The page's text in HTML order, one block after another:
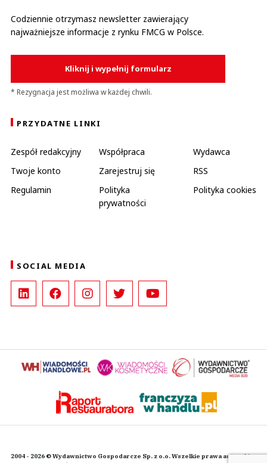
Codziennie otrzymasz newsletter zawierający
najważniejsze informacje z rynku FMCG w Polsce.
Kliknij i wypełnij formularz
* Rezygnacja jest możliwa w każdej chwili.
PRZYDATNE LINKI
Zespół redakcyjny Współpraca
Wydawca
Twoje konto
Zarejestruj się
RSS
Regulamin
Polityka
prywatności
Polityka cookies
SOCIAL MEDIA
2004 - 2026 © Wydawnictwo Gospodarcze Sp. z o.o. Wszelkie prawa autorskie